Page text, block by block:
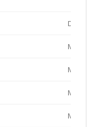
Descripción
Max Quim
Max Quim
Max Quim
Max Quim